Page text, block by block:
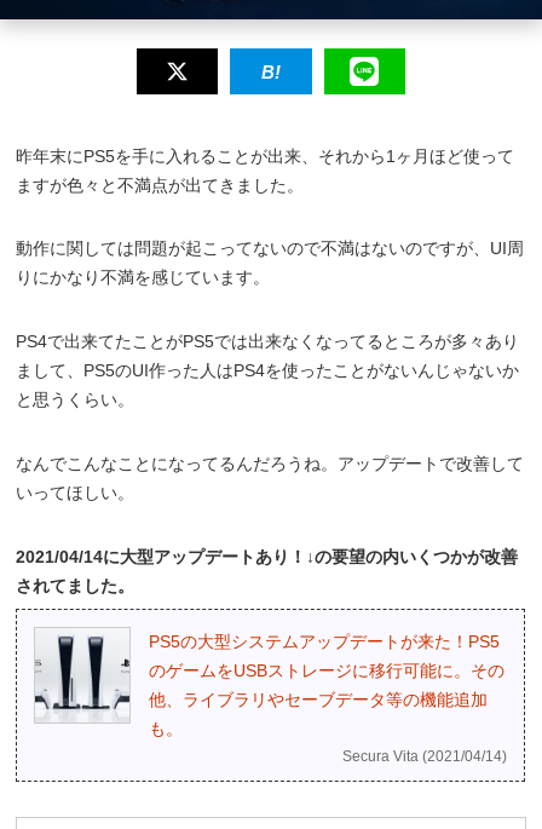
昨年末にPS5を手に入れることが出来、それから1ヶ月ほど使って
ますが色々と不満点が出てきました。
動作に関しては問題が起こってないので不満はないのですが、UI周
りにかなり不満を感じています。
PS4で出来てたことがPS5では出来なくなってるところが多々あり
まして、PS5のUI作った人はPS4を使ったことがないんじゃないか
と思うくらい。
なんでこんなことになってるんだろうね。アップデートで改善して
いってほしい。
2021/04/14に大型アップデートあり！↓の要望の内いくつかが改善
されてました。
PS5の大型システムアップデートが来た！PS5
のゲームをUSBストレージに移行可能に。その
他、ライブラリやセーブデータ等の機能追加
も。
Secura Vita (2021/04/14)